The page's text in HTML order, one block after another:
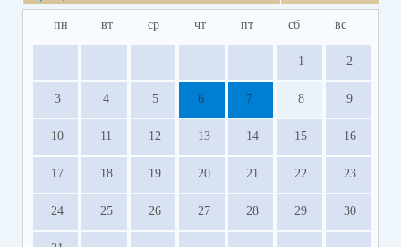
пн вт ср чт пт сб вс
1 2
3 4 5 6 7 8 9
10 11 12 13 14 15 16
17 18 19 20 21 22 23
24 25 26 27 28 29 30